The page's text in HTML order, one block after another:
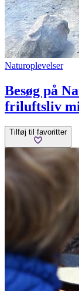
Naturoplevelser
Besøg på
friluftsliv
Tilføj til favoritter